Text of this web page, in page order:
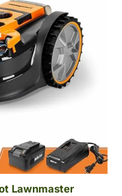
Lawnmaster